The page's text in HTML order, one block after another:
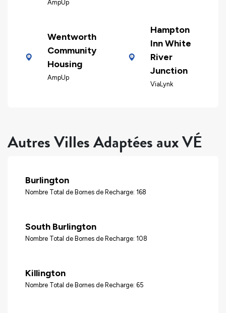
AmpUp
Wentworth
Community
Housing
AmpUp
Hampton
Inn White
River
Junction
ViaLynk
Autres Villes Adaptées aux VÉ
Burlington
Nombre Total de Bornes de Recharge: 168
South Burlington
Nombre Total de Bornes de Recharge: 108
Killington
Nombre Total de Bornes de Recharge: 65